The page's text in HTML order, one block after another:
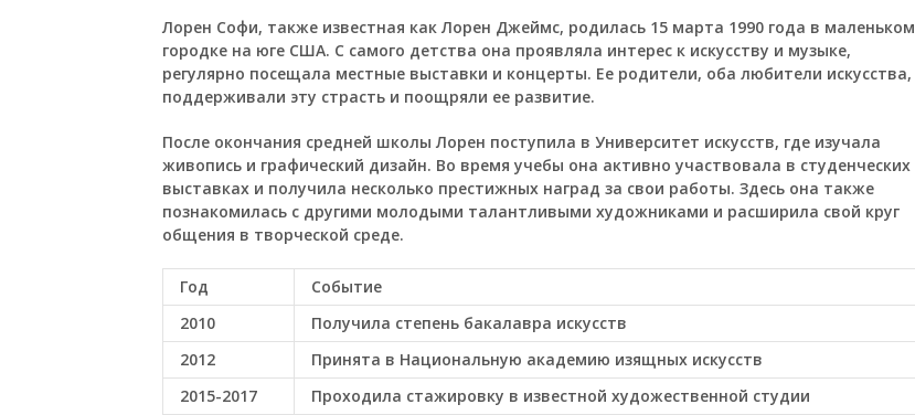
Лорен Софи, также известная как Лорен Джеймс, родилась 15 марта 1990 года в маленьком
городке на юге США. С самого детства она проявляла интерес к искусству и музыке,
регулярно посещала местные выставки и концерты. Ее родители, оба любители искусства,
поддерживали эту страсть и поощряли ее развитие.
После окончания средней школы Лорен поступила в Университет искусств, где изучала
живопись и графический дизайн. Во время учебы она активно участвовала в студенческих
выставках и получила несколько престижных наград за свои работы. Здесь она также
познакомилась с другими молодыми талантливыми художниками и расширила свой круг
общения в творческой среде.
Год
Событие
2010
Получила степень бакалавра искусств
2012
Принята в Национальную академию изящных искусств
2015-2017
Проходила стажировку в известной художественной студии